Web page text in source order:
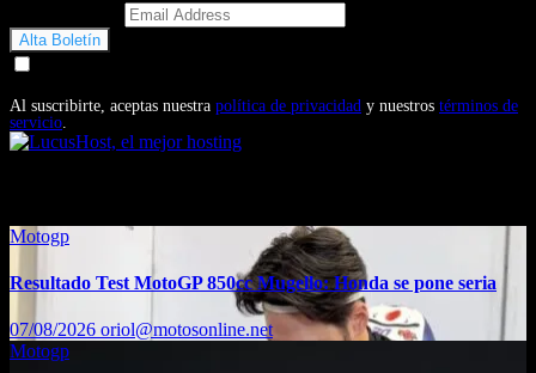
Al suscribirte, aceptas nuestra política de privacidad y nuestros términos de
servicio.
Motogp
Resultado Test MotoGP 850cc Mugello: Honda se pone seria
07/08/2026 oriol@motosonline.net
Motogp